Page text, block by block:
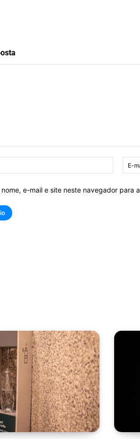
Nome:*
nome, e-mail e site neste navegador para